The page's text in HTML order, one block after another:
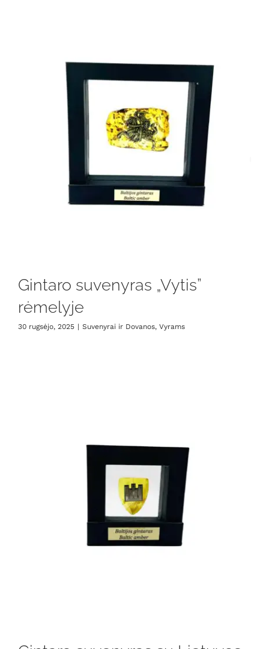
Gintaro suvenyras „Vytis”
rėmelyje
30 rugsėjo, 2025 | Suvenyrai ir Dovanos, Vyrams